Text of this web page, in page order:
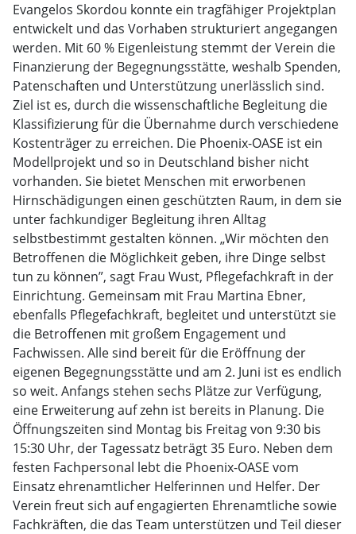
Evangelos Skordou konnte ein tragfähiger Projektplan
entwickelt und das Vorhaben strukturiert angegangen
werden. Mit 60 % Eigenleistung stemmt der Verein die
Finanzierung der Begegnungsstätte, weshalb Spenden,
Patenschaften und Unterstützung unerlässlich sind.
Ziel ist es, durch die wissenschaftliche Begleitung die
Klassifizierung für die Übernahme durch verschiedene
Kostenträger zu erreichen. Die Phoenix-OASE ist ein
Modellprojekt und so in Deutschland bisher nicht
vorhanden. Sie bietet Menschen mit erworbenen
Hirnschädigungen einen geschützten Raum, in dem sie
unter fachkundiger Begleitung ihren Alltag
selbstbestimmt gestalten können. „Wir möchten den
Betroffenen die Möglichkeit geben, ihre Dinge selbst
tun zu können”, sagt Frau Wust, Pflegefachkraft in der
Einrichtung. Gemeinsam mit Frau Martina Ebner,
ebenfalls Pflegefachkraft, begleitet und unterstützt sie
die Betroffenen mit großem Engagement und
Fachwissen. Alle sind bereit für die Eröffnung der
eigenen Begegnungsstätte und am 2. Juni ist es endlich
so weit. Anfangs stehen sechs Plätze zur Verfügung,
eine Erweiterung auf zehn ist bereits in Planung. Die
Öffnungszeiten sind Montag bis Freitag von 9:30 bis
15:30 Uhr, der Tagessatz beträgt 35 Euro. Neben dem
festen Fachpersonal lebt die Phoenix-OASE vom
Einsatz ehrenamtlicher Helferinnen und Helfer. Der
Verein freut sich auf engagierten Ehrenamtliche sowie
Fachkräften, die das Team unterstützen und Teil dieser